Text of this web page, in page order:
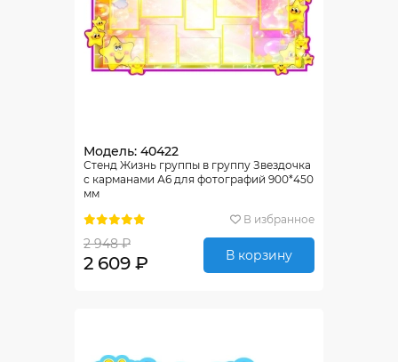
Модель: 40422
Стенд Жизнь группы в группу Звездочка
с карманами А6 для фотографий 900*450
мм
В избранное
2 948 ₽
2 609 ₽ В корзину